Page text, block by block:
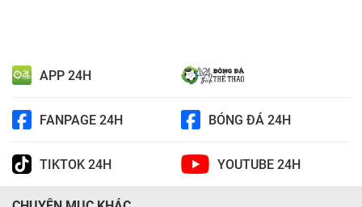
APP 24H
FANPAGE 24H BÓNG ĐÁ 24H
TIKTOK 24H YOUTUBE 24H